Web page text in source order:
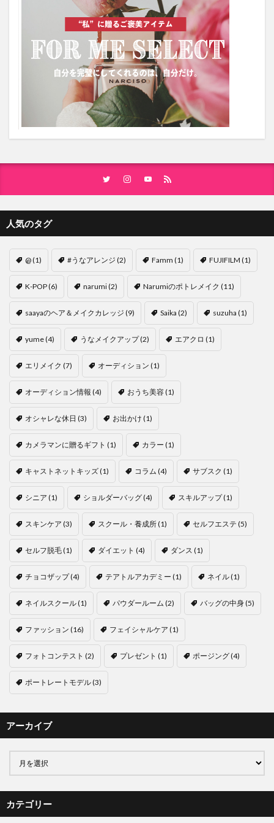
人気のタグ
@(1) #うなアレンジ (2) Famm (1) FUJIFILM (1)
K-POP(6) narumi(2) Narumiのポトレメイク (11)
saayaのヘア＆メイクカレッジ (9) Saika (2) suzuha (1)
yume(4) うなメイクアップ(2) エアクロ (1)
エリメイク (7) オーディション (1)
オーディション情報 (4) おうち美容(1)
オシャレな休日 (3) お出かけ (1)
カメラマンに贈るギフト (1) カラー (1)
キャストネットキッズ(1) コラム (4) サブスク (1)
シニア (1) ショルダーバッグ(4) スキルアップ(1)
スキンケア (3) スクール・養成所(1) セルフエステ (5)
セルフ脱毛(1) ダイエット (4) ダンス (1)
チョコザップ(4) テアトルアカデミー (1) ネイル(1)
ネイルスクール(1) パウダールーム (2) バッグの中身(5)
ファッション (16) フェイシャルケア (1)
フォトコンテスト (2) プレゼント (1) ポージング(4)
ポートレートモデル(3)
アーカイブ
カテゴリー